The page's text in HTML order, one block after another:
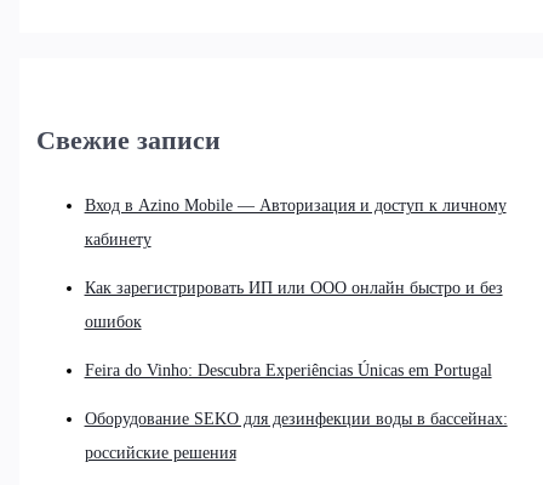
Свежие записи
Вход в Azino Mobile — Авторизация и доступ к личному
кабинету
Как зарегистрировать ИП или ООО онлайн быстро и без
ошибок
Feira do Vinho: Descubra Experiências Únicas em Portugal
Оборудование SEKO для дезинфекции воды в бассейнах:
российские решения